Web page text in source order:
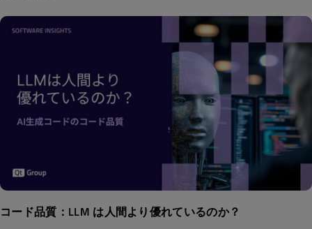
コード品質：LLM は人間より優れているのか？